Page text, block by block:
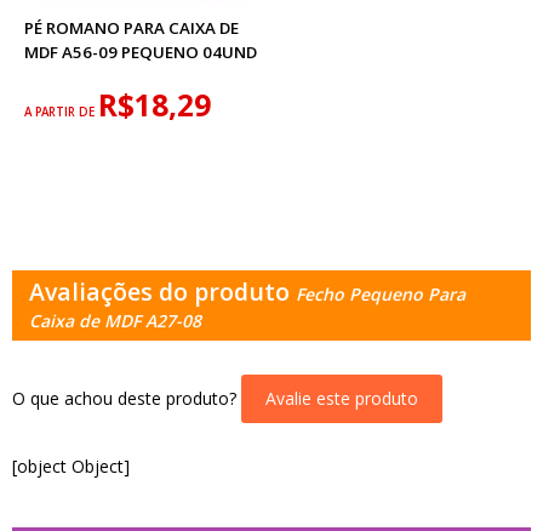
PÉ ROMANO PARA CAIXA DE
MDF A56-09 PEQUENO 04UND
A PARTIR DE R$18,29
Avaliações do produto Fecho Pequeno Para
Caixa de MDF A27-08
O que achou deste produto? Avalie este produto
[object Object]